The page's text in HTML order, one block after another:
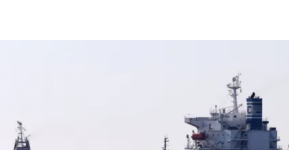
INTERVISTA EMISION
KONAKU
KU E KISHIM FJALEN
LIGJERATE FETARE